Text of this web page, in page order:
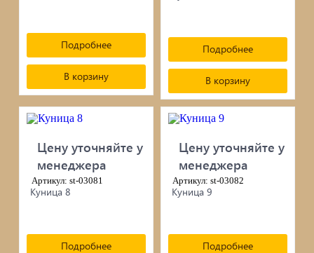
Подробнее
В корзину
Подробнее
В корзину
Цену уточняйте у
менеджера
Артикул: st-03081
Куница 8
Подробнее
Цену уточняйте у
менеджера
Артикул: st-03082
Куница 9
Подробнее